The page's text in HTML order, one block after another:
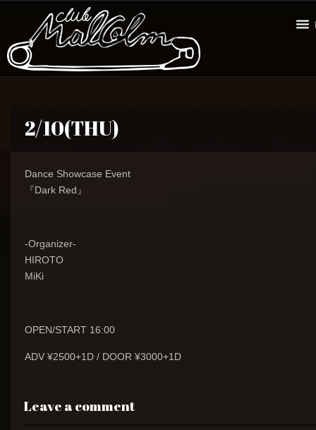
2/10(THU)
Dance Showcase Event
『Dark Red』
-Organizer-
HIROTO
MiKi
OPEN/START 16:00
ADV ¥2500+1D / DOOR ¥3000+1D
Leave a comment